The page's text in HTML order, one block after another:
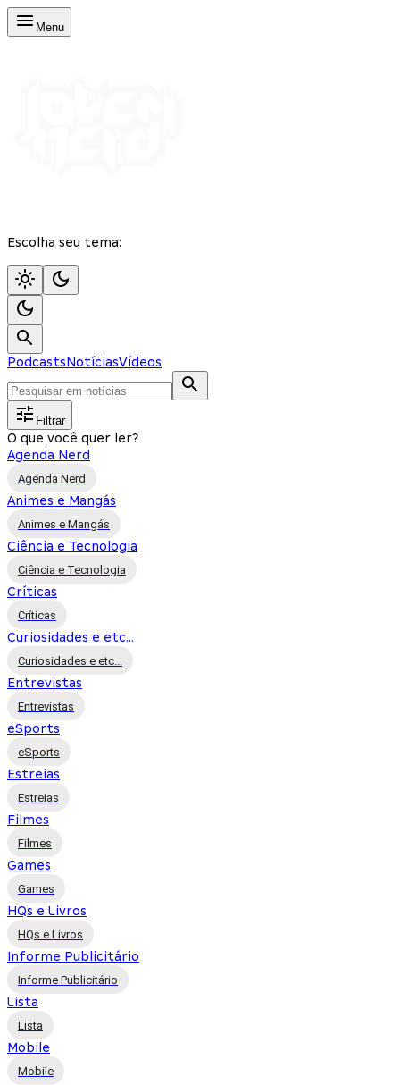
Menu
Escolha seu tema:
PodcastsNotíciasVídeos
Filtrar
O que você quer ler?
Agenda Nerd
Agenda Nerd
Animes e Mangás
Animes e Mangás
Ciência e Tecnologia
Ciência e Tecnologia
Críticas
Críticas
Curiosidades e etc...
Curiosidades e etc...
Entrevistas
Entrevistas
eSports
eSports
Estreias
Estreias
Filmes
Filmes
Games
Games
HQs e Livros
HQs e Livros
Informe Publicitário
Informe Publicitário
Lista
Lista
Mobile
Mobile